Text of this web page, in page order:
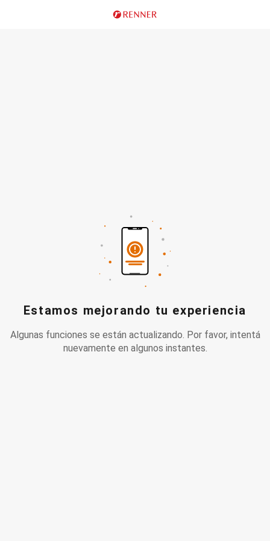
Estamos mejorando tu experiencia
Algunas funciones se están actualizando. Por favor, intentá
nuevamente en algunos instantes.